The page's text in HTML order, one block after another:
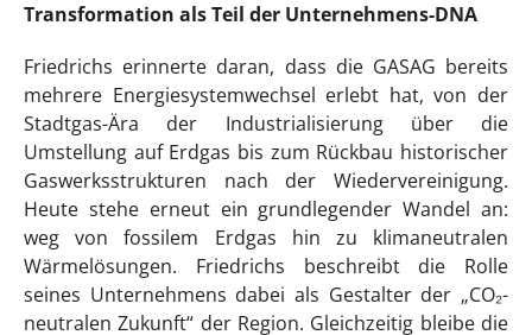
Transformation als Teil der Unternehmens-DNA
Friedrichs erinnerte daran, dass die GASAG bereits
mehrere Energiesystemwechsel erlebt hat, von der
Stadtgas-Ära der Industrialisierung über die
Umstellung auf Erdgas bis zum Rückbau historischer
Gaswerksstrukturen nach der Wiedervereinigung.
Heute stehe erneut ein grundlegender Wandel an:
weg von fossilem Erdgas hin zu klimaneutralen
Wärmelösungen. Friedrichs beschreibt die Rolle
seines Unternehmens dabei als Gestalter der „CO₂-
neutralen Zukunft“ der Region. Gleichzeitig bleibe die